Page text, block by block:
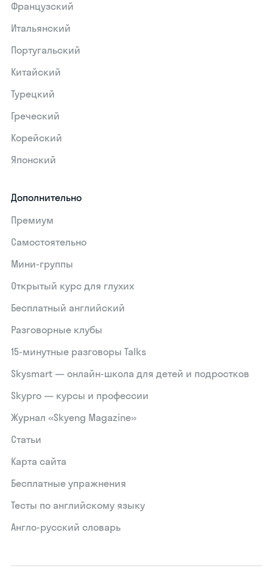
Французский
Итальянский
Португальский
Китайский
Турецкий
Греческий
Корейский
Японский
Дополнительно
Премиум
Самостоятельно
Мини-группы
Открытый курс для глухих
Бесплатный английский
Разговорные клубы
15‑минутные разговоры Talks
Skysmart — онлайн-школа для детей и подростков
Skypro — курсы и профессии
Журнал «Skyeng Magazine»
Статьи
Карта сайта
Бесплатные упражнения
Тесты по английскому языку
Англо-русский словарь